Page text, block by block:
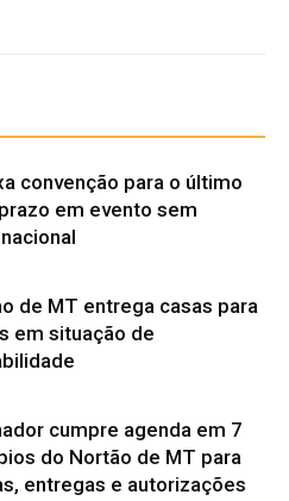
convenção para o último
em evento sem
de MT entrega casas para
em situação de
cumpre agenda em 7
do Nortão de MT para
entregas e autorizações